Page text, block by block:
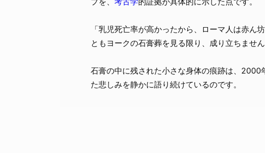
「乳児死亡率が高かったから、ローマ人は赤ん
ともヨークの石膏葬を見る限り、成り立ちません
石膏の中に残された小さな身体の痕跡は、
た悲しみを静かに語り続けているのです。